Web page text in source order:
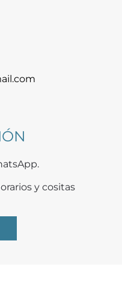
y cositas